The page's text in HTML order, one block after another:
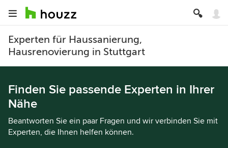
Experten für Haussanierung,
Hausrenovierung in Stuttgart
Finden Sie passende Experten in Ihrer
Nähe
Beantworten Sie ein paar Fragen und wir verbinden Sie mit
Experten, die Ihnen helfen können.